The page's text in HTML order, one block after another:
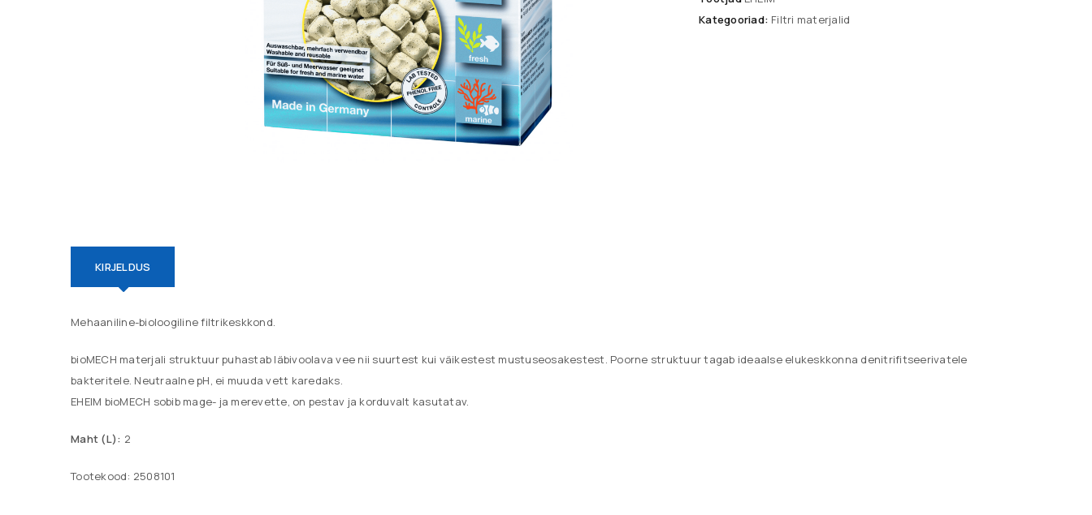
Kasutajanimi või e-posti aadress*
Kategooriad: Filtri materjalid
KIRJELDUS
Mehaaniline-bioloogiline filtrikeskkond.
bioMECH materjali struktuur puhastab läbivoolava vee nii suurtest kui väikestest mustuseosakestest. Poorne struktuur tagab ideaalse elukeskkonna denitrifitseerivatele
bakteritele. Neutraalne pH, ei muuda vett karedaks.
EHEIM bioMECH sobib mage- ja merevette, on pestav ja korduvalt kasutatav.
Maht (L): 2
Tootekood: 2508101